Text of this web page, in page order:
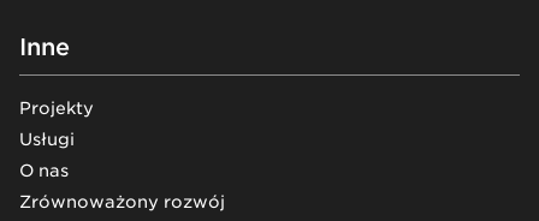
Inne
Projekty
Usługi
O nas
Zrównoważony rozwój